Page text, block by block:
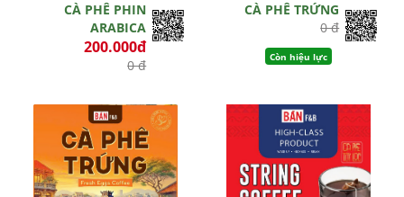
CÀ PHÊ PHIN
ARABICA
200.000đ
0 đ
CÀ PHÊ TRỨNG
0 đ
Còn hiệu lực